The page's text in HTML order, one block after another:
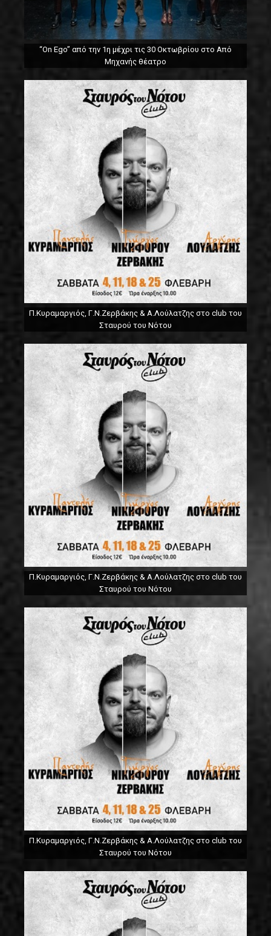
“On Ego” από την 1η μέχρι τις 30 Οκτωβρίου στο Από
Μηχανής θέατρο
Π.Κυραμαργιός, Γ.Ν.Ζερβάκης & Α.Λούλατζης στο club του
Σταυρού του Νότου
Π.Κυραμαργιός, Γ.Ν.Ζερβάκης & Α.Λούλατζης στο club του
Σταυρού του Νότου
Π.Κυραμαργιός, Γ.Ν.Ζερβάκης & Α.Λούλατζης στο club του
Σταυρού του Νότου